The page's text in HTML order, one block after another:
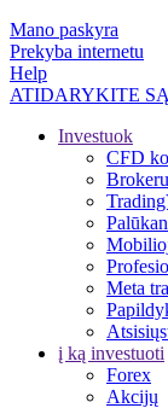
Mano paskyra
Prekyba internetu
Help
ATIDARYKITE
Investuok
CFD
Meta
į ką investuoti
Forex
Akcijų